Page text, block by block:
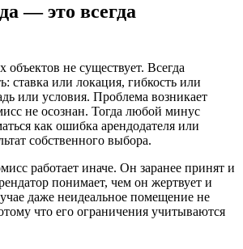
— это всегда
не существует. Всегда
ставка или локация, гибкость или
или условия. Проблема возникает
не осознан. Тогда любой минус
как ошибка арендодателя или
собственного выбора.
работает иначе. Он заранее принят и
понимает, чем он жертвует и
даже неидеальное помещение не
что его ограничения учитываются